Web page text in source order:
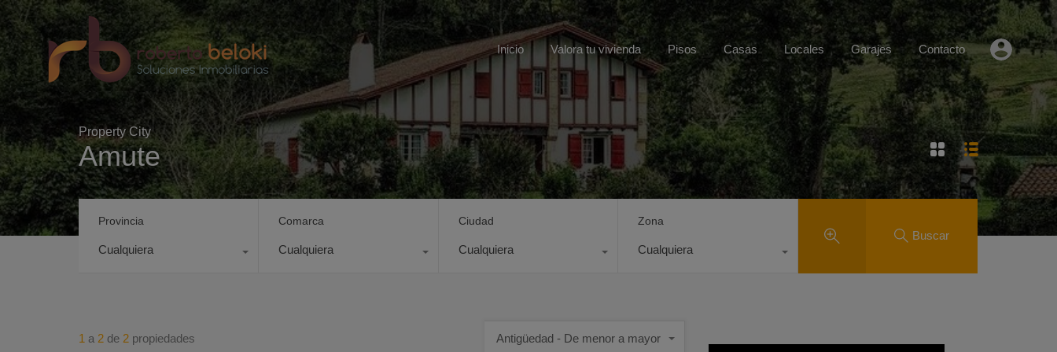
Inicio Valora tu vivienda Pisos Casas Locales Garajes Contacto
Property City
Amute
Provincia
Cualquiera
Comarca
Cualquiera
Ciudad
Cualquiera
Zona
Cualquiera
Buscar
1 a 2 de 2 propiedades Antigüedad - De menor a mayor